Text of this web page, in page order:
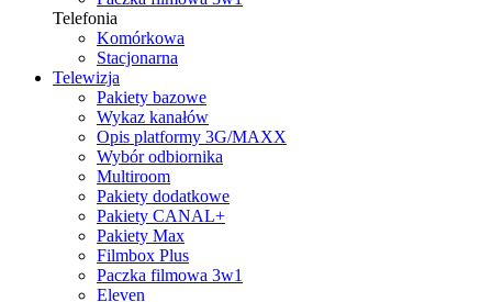
Telefonia
Komórkowa
Stacjonarna
Telewizja
Pakiety bazowe
Wykaz kanałów
Opis platformy 3G/MAXX
Wybór odbiornika
Multiroom
Pakiety dodatkowe
Pakiety CANAL+
Pakiety Max
Filmbox Plus
Paczka filmowa 3w1
Eleven